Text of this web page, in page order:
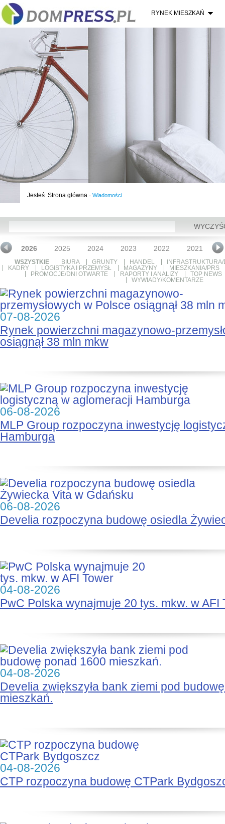
RYNEK MIESZKAŃ
Jesteś Strona główna - Wiadomości
2026 2025 2024 2023 2022 2021
WSZYSTKIE BIURA GRUNTY HANDEL
KADRY
LOGISTYKA I PRZEMYSŁ MAGAZYNY
MIESZKANIA/PRS
PROMOCJE/DNI OTWARTE
RAPORTY I ANALIZY
TOP NEWS
WYWIADY/KOMENTARZE
07-08-2026
Rynek powierzchni magazynowo-
osiągnął 38 mln mkw
06-08-2026
MLP Group rozpoczyna inwestycję
Hamburga
06-08-2026
Develia rozpoczyna budowę osiedla
04-08-2026
PwC Polska wynajmuje 20 tys. mkw. w AFI
04-08-2026
Develia zwiększyła bank ziemi pod
mieszkań.
04-08-2026
CTP rozpoczyna budowę CTPark